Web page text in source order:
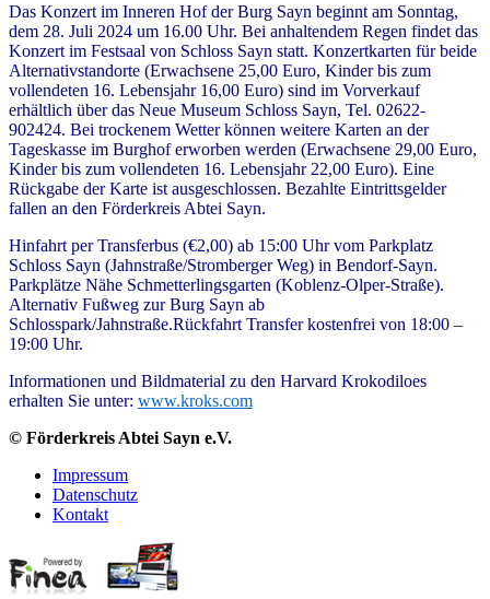
Das Konzert im Inneren Hof der Burg Sayn beginnt am Sonntag,
dem 28. Juli 2024 um 16.00 Uhr. Bei anhaltendem Regen findet das
Konzert im Festsaal von Schloss Sayn statt. Konzertkarten für beide
Alternativstandorte (Erwachsene 25,00 Euro, Kinder bis zum
vollendeten 16. Lebensjahr 16,00 Euro) sind im Vorverkauf
erhältlich über das Neue Museum Schloss Sayn, Tel. 02622-
902424. Bei trockenem Wetter können weitere Karten an der
Tageskasse im Burghof erworben werden (Erwachsene 29,00 Euro,
Kinder bis zum vollendeten 16. Lebensjahr 22,00 Euro). Eine
Rückgabe der Karte ist ausgeschlossen. Bezahlte Eintrittsgelder
fallen an den Förderkreis Abtei Sayn.
Hinfahrt per Transferbus (€2,00) ab 15:00 Uhr vom Parkplatz
Schloss Sayn (Jahnstraße/Stromberger Weg) in Bendorf-Sayn.
Parkplätze Nähe Schmetterlingsgarten (Koblenz-Olper-Straße).
Alternativ Fußweg zur Burg Sayn ab
Schlosspark/Jahnstraße.Rückfahrt Transfer kostenfrei von 18:00 –
19:00 Uhr.
Informationen und Bildmaterial zu den Harvard Krokodiloes
erhalten Sie unter: www.kroks.com
© Förderkreis Abtei Sayn e.V.
Impressum
Datenschutz
Kontakt